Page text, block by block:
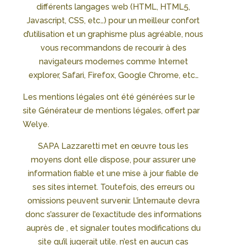
différents langages web (HTML, HTML5,
Javascript, CSS, etc…) pour un meilleur confort
d’utilisation et un graphisme plus agréable, nous
vous recommandons de recourir à des
navigateurs modernes comme Internet
explorer, Safari, Firefox, Google Chrome, etc…
Les mentions légales ont été générées sur le
site Générateur de mentions légales, offert par
Welye.
SAPA Lazzaretti met en œuvre tous les
moyens dont elle dispose, pour assurer une
information fiable et une mise à jour fiable de
ses sites internet. Toutefois, des erreurs ou
omissions peuvent survenir. L’internaute devra
donc s’assurer de l’exactitude des informations
auprès de , et signaler toutes modifications du
site qu’il jugerait utile. n’est en aucun cas